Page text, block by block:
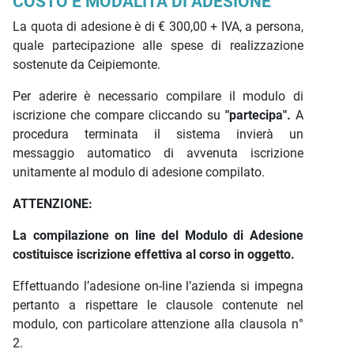
La quota di adesione è di € 300,00 + IVA, a persona,
quale partecipazione alle spese di realizzazione
sostenute da Ceipiemonte.
Per aderire è necessario compilare il modulo di
iscrizione che compare cliccando su "partecipa". A
procedura terminata il sistema invierà un
messaggio automatico di avvenuta iscrizione
unitamente al modulo di adesione compilato.
ATTENZIONE:
La compilazione on line del Modulo di Adesione
costituisce iscrizione effettiva al corso in oggetto.
Effettuando l’adesione on-line l’azienda si impegna
pertanto a rispettare le clausole contenute nel
modulo, con particolare attenzione alla clausola n°
2.